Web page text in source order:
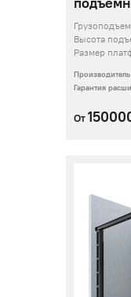
Высота
Размер
Производитель
Гарантия
От